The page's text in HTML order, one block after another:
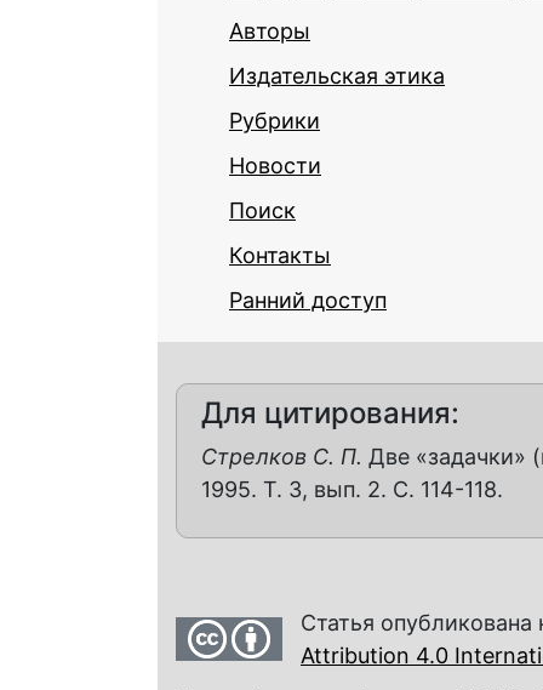
Авторы
Издательская этика
Рубрики
Новости
Поиск
Контакты
Ранний доступ
Для цитирования:
Стрелков С. П. Две «задачки»
1995. Т. 3, вып. 2. С. 114-118.
Статья
Attribution 4.0